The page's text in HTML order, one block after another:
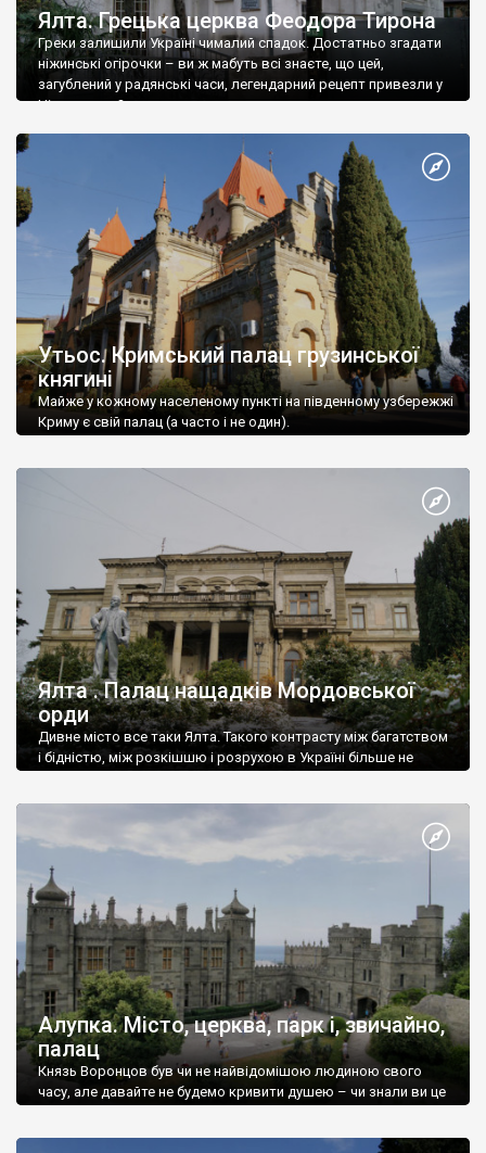
Ялта. Грецька церква Феодора Тирона
Греки залишили Україні чималий спадок. Достатньо згадати
ніжинські огірочки – ви ж мабуть всі знаєте, що цей,
загублений у радянські часи, легендарний рецепт привезли у
Ніжин греки?
Утьос. Кримський палац грузинської
княгині
Майже у кожному населеному пункті на південному узбережжі
Криму є свій палац (а часто і не один).
Ялта . Палац нащадків Мордовської
орди
Дивне місто все таки Ялта. Такого контрасту між багатством
і бідністю, між розкішшю і розрухою в Україні більше не
Алупка. Місто, церква, парк і, звичайно,
палац
Князь Воронцов був чи не найвідомішою людиною свого
часу, але давайте не будемо кривити душею – чи знали ви це